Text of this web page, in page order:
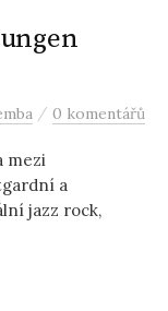
/ 0 komentářů
mezi
a
jazz rock,